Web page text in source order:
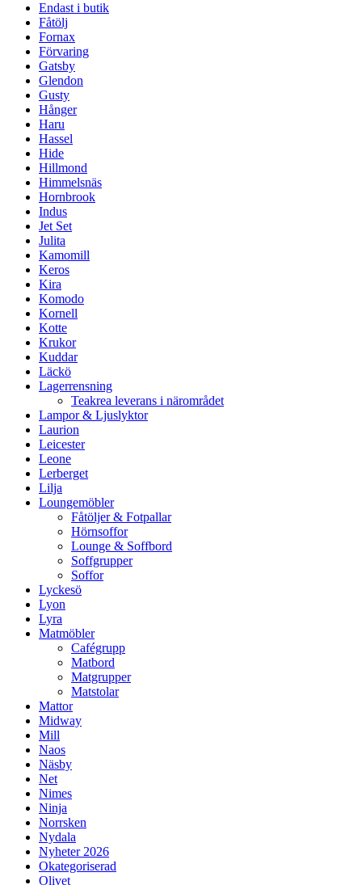
Endast i butik
Fåtölj
Fornax
Förvaring
Gatsby
Glendon
Gusty
Hånger
Haru
Hassel
Hide
Hillmond
Himmelsnäs
Hornbrook
Indus
Jet Set
Julita
Kamomill
Keros
Kira
Komodo
Kornell
Kotte
Krukor
Kuddar
Läckö
Lagerrensning
Teakrea leverans i närområdet
Lampor & Ljuslyktor
Laurion
Leicester
Leone
Lerberget
Lilja
Loungemöbler
Fåtöljer & Fotpallar
Hörnsoffor
Lounge & Soffbord
Soffgrupper
Soffor
Lyckesö
Lyon
Lyra
Matmöbler
Cafégrupp
Matbord
Matgrupper
Matstolar
Mattor
Midway
Mill
Naos
Näsby
Net
Nimes
Ninja
Norrsken
Nydala
Nyheter 2026
Okategoriserad
Olivet